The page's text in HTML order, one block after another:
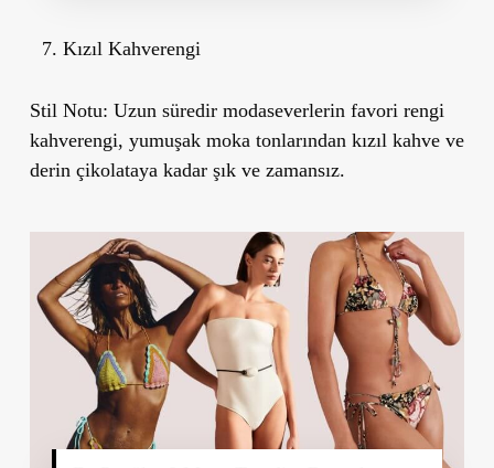
Kızıl Kahverengi
Stil Notu: Uzun süredir modaseverlerin favori rengi
kahverengi, yumuşak moka tonlarından kızıl kahve ve
derin çikolataya kadar şık ve zamansız.